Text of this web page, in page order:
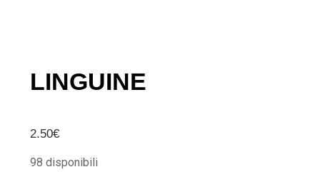
LINGUINE
2.50€
98 disponibili